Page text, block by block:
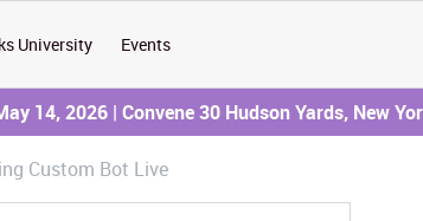
University Events
14, 2026 | Convene 30 Hudson Yards, New
Custom Bot Live